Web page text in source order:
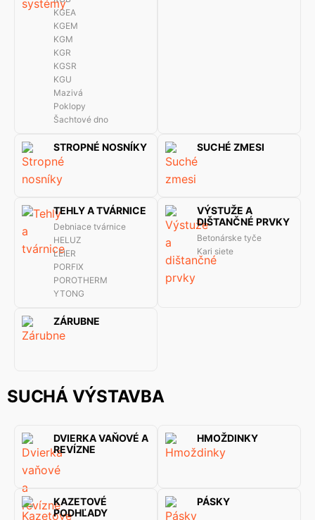
KGEA
KGEM
KGM
KGR
KGSR
KGU
Mazivá
Poklopy
Šachtové dno
STROPNÉ NOSNÍKY SUCHÉ ZMESI
TEHLY A TVÁRNICE
Debniace tvárnice
HELUZ
LEIER
PORFIX
POROTHERM
YTONG
VÝSTUŽE A
DIŠTANČNÉ PRVKY
Betonárske tyče
Kari siete
ZÁRUBNE
SUCHÁ VÝSTAVBA
DVIERKA VAŇOVÉ A
REVÍZNE
HMOŽDINKY
KAZETOVÉ
PODHĽADY
PÁSKY